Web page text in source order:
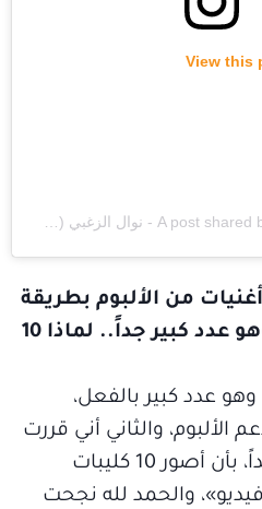
View this
قمت بتصوير 10 أغنيات من الألبوم بطريقة
الفيديو كليب.. وهو عدد كبير جداً.. لماذا 10
وهو عدد كبير بالفعل،
الألبوم، والثاني أني قررت
أن أقدم شيئاً جديداً، بأن أصور 10 كليبات
والحمد لله نجحت